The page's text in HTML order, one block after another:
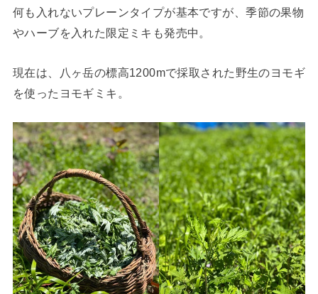
何も入れないプレーンタイプが基本ですが、季節の果物
やハーブを入れた限定ミキも発売中。
現在は、八ヶ岳の標高1200mで採取された野生のヨモギ
を使ったヨモギミキ。